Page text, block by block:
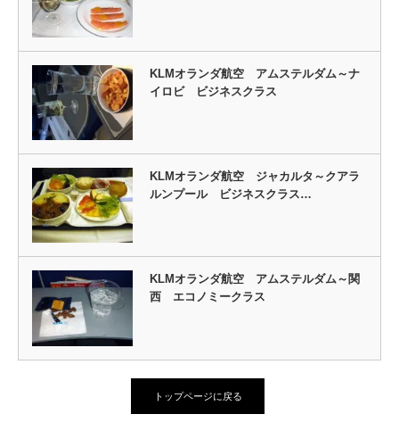
KLMオランダ航空 アムステルダム～ナ
イロビ ビジネスクラス
KLMオランダ航空 ジャカルタ～クアラ
ルンプール ビジネスクラス…
KLMオランダ航空 アムステルダム～関
西 エコノミークラス
トップページに戻る